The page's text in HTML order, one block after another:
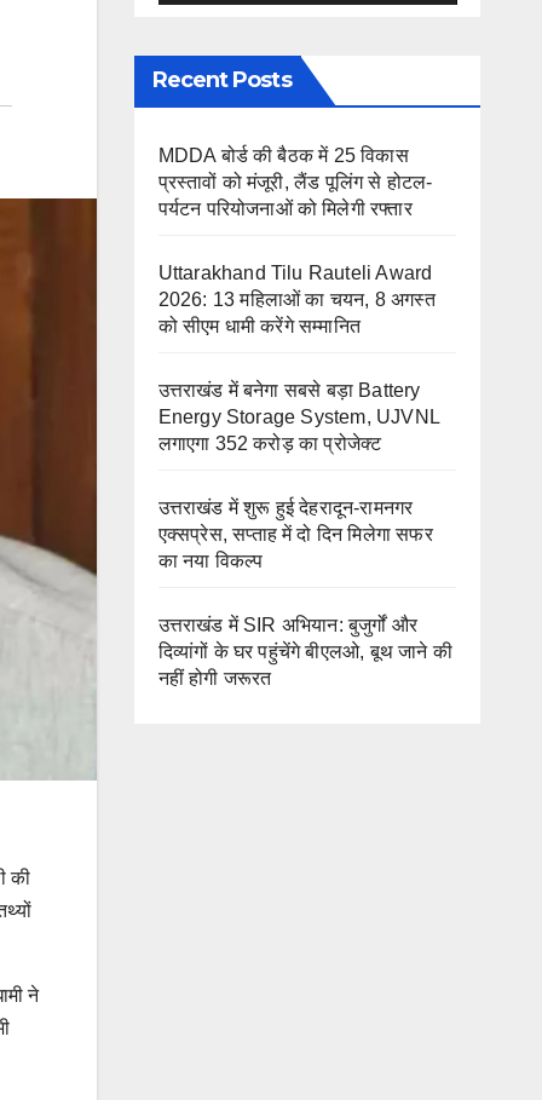
की
ने
Recent Posts
MDDA बोर्ड की बैठक में 25 विकास
प्रस्तावों को मंजूरी, लैंड पूलिंग से होटल-
पर्यटन परियोजनाओं को मिलेगी रफ्तार
Uttarakhand Tilu Rauteli Award
2026: 13 महिलाओं का चयन, 8 अगस्त
को सीएम धामी करेंगे सम्मानित
उत्तराखंड में बनेगा सबसे बड़ा Battery
Energy Storage System, UJVNL
लगाएगा 352 करोड़ का प्रोजेक्ट
उत्तराखंड में शुरू हुई देहरादून-रामनगर
एक्सप्रेस, सप्ताह में दो दिन मिलेगा सफर
का नया विकल्प
उत्तराखंड में SIR अभियान: बुजुर्गों और
दिव्यांगों के घर पहुंचेंगे बीएलओ, बूथ जाने की
नहीं होगी जरूरत